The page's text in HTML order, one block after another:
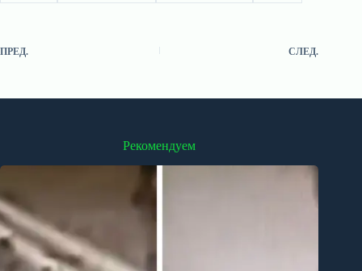
ПРЕД. СЛЕД.
Рекомендуем